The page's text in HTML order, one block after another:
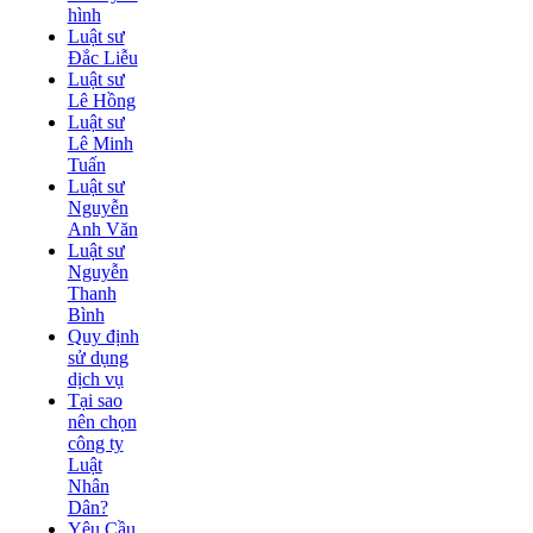
hình
Luật sư
Đắc Liễu
Luật sư
Lê Hồng
Luật sư
Lê Minh
Tuấn
Luật sư
Nguyễn
Anh Văn
Luật sư
Nguyễn
Thanh
Bình
Quy định
sử dụng
dịch vụ
Tại sao
nên chọn
công ty
Luật
Nhân
Dân?
Yêu Cầu